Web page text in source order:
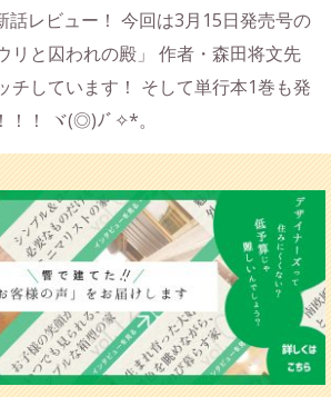
話レビュー！ 今回は3月15日発売号の
リと囚われの殿」 作者・森田将文先
しています！ そして単行本1巻も発
！！ ヾ(◎)ﾉﾞ✧*。